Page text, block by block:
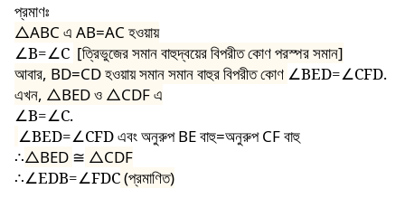
প্রমাণঃ
△ABC এ AB=AC হওয়ায়
∠B=∠C [ত্রিভুজের সমান বাহুদ্বয়ের বিপরীত কোণ পরস্পর সমান]
আবার, BD=CD হওয়ায় সমান সমান বাহুর বিপরীত কোণ ∠BED=∠CFD.
এখন, △BEDও △CDFএ
∠B=∠C.
∠BED=∠CFDএবং অনুরুপ BE বাহু=অনুরুপ CF বাহু
∴△BED ≅ △CDF
∴∠EDB=∠FDC(প্রমাণিত)